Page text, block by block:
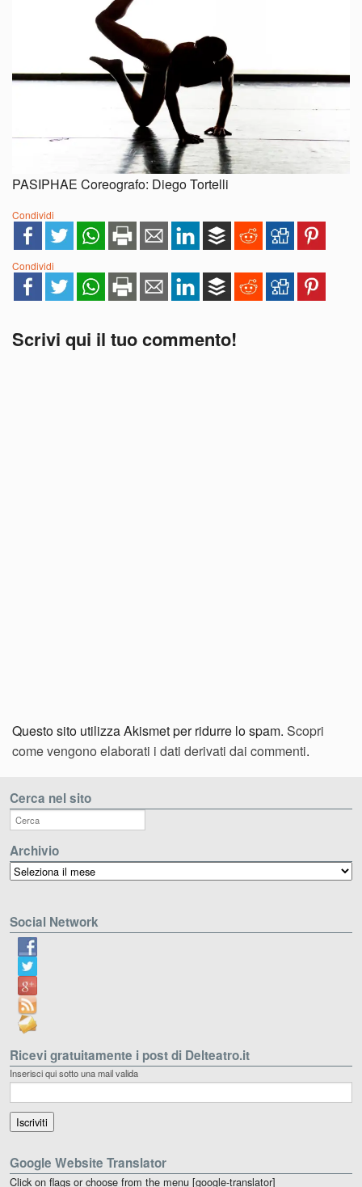
PASIPHAE Coreografo: Diego Tortelli
Condividi
Condividi
Scrivi qui il tuo commento!
Questo sito utilizza Akismet per ridurre lo spam. Scopri
come vengono elaborati i dati derivati dai commenti.
Cerca nel sito
Archivio
Archivio
Social Network
Ricevi gratuitamente i post di Delteatro.it
Inserisci qui sotto una mail valida
Google Website Translator
Click on flags or choose from the menu [google-translator]